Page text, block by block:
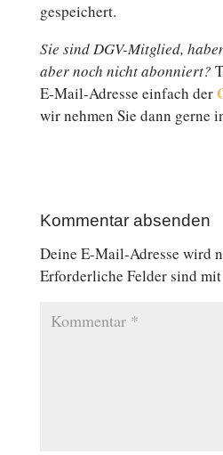
gespeichert.
Sie sind DGV-Mitglied,
aber noch nicht abon­niert?
E‑Mail-Adresse einfach der
wir nehmen Sie dann gerne
Kommentar absenden
Deine E-Mail-Adresse wird
Erforderliche Felder sind mit